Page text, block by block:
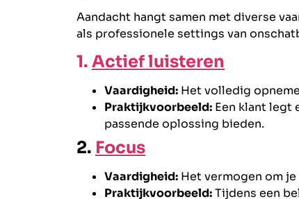
Aandacht hangt samen met diverse
als professionele settings van
1. Actief luisteren
Vaardigheid: Het volledig
Praktijkvoorbeeld: Een klant legt
passende oplossing bieden.
2. Focus
Vaardigheid: Het vermogen om
Praktijkvoorbeeld:Tijdens een